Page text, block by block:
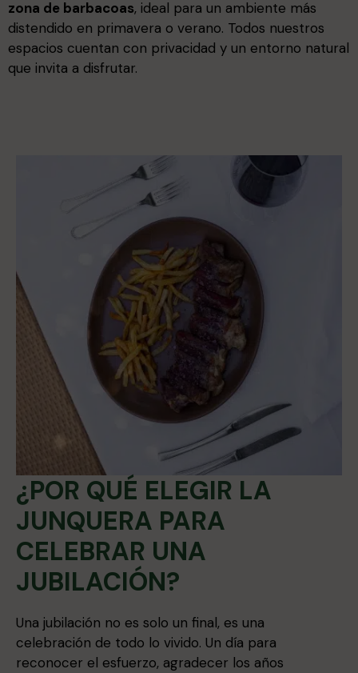
zona de barbacoas, ideal para un ambiente más
distendido en primavera o verano. Todos nuestros
espacios cuentan con privacidad y un entorno natural
que invita a disfrutar.
¿POR QUÉ ELEGIR LA
JUNQUERA PARA
CELEBRAR UNA
JUBILACIÓN?
Una jubilación no es solo un final, es una
celebración de todo lo vivido. Un día para
reconocer el esfuerzo, agradecer los años